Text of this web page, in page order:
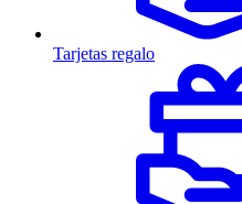
Tarjetas regalo